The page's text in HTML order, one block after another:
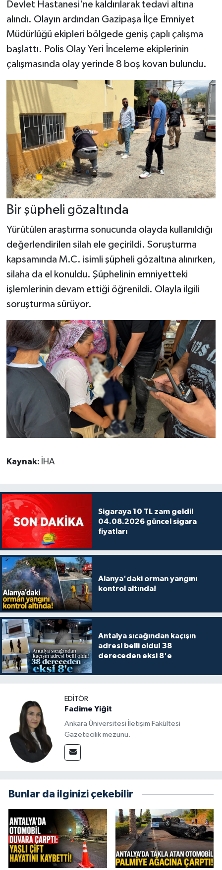
Devlet Hastanesi'ne kaldırılarak tedavi altına
alındı. Olayın ardından Gazipaşa İlçe Emniyet
Müdürlüğü ekipleri bölgede geniş çaplı çalışma
başlattı. Polis Olay Yeri İnceleme ekiplerinin
çalışmasında olay yerinde 8 boş kovan bulundu.
Bir şüpheli gözaltında
Yürütülen araştırma sonucunda olayda kullanıldığı
değerlendirilen silah ele geçirildi. Soruşturma
kapsamında M.C. isimli şüpheli gözaltına alınırken,
silaha da el konuldu. Şüphelinin emniyetteki
işlemlerinin devam ettiği öğrenildi. Olayla ilgili
soruşturma sürüyor.
Kaynak: İHA
Sigaraya 10 TL zam geldi!
04.08.2026 güncel sigara
fiyatları
Alanya'daki orman yangını
kontrol altında!
Antalya sıcağından kaçışın
adresi belli oldu! 38
dereceden eksi 8'e
EDITÖR
Fadime Yiğit
Ankara Üniversitesi İletişim Fakültesi
Gazetecilik mezunu.
Bunlar da ilginizi çekebilir